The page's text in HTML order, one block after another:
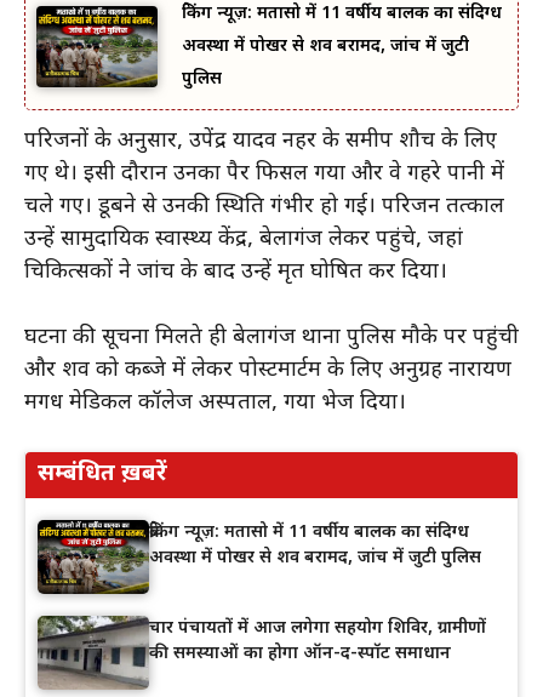
ब्रेकिंग न्यूज़: मतासो में 11 वर्षीय बालक का संदिग्ध
अवस्था में पोखर से शव बरामद, जांच में जुटी
पुलिस
परिजनों के अनुसार, उपेंद्र यादव नहर के समीप शौच के लिए
गए थे। इसी दौरान उनका पैर फिसल गया और वे गहरे पानी में
चले गए। डूबने से उनकी स्थिति गंभीर हो गई। परिजन तत्काल
उन्हें सामुदायिक स्वास्थ्य केंद्र, बेलागंज लेकर पहुंचे, जहां
चिकित्सकों ने जांच के बाद उन्हें मृत घोषित कर दिया।
घटना की सूचना मिलते ही बेलागंज थाना पुलिस मौके पर पहुंची
और शव को कब्जे में लेकर पोस्टमार्टम के लिए अनुग्रह नारायण
मगध मेडिकल कॉलेज अस्पताल, गया भेज दिया।
सम्बंधित ख़बरें
ब्रेकिंग न्यूज़: मतासो में 11 वर्षीय बालक का संदिग्ध
अवस्था में पोखर से शव बरामद, जांच में जुटी पुलिस
चार पंचायतों में आज लगेगा सहयोग शिविर, ग्रामीणों
की समस्याओं का होगा ऑन-द-स्पॉट समाधान